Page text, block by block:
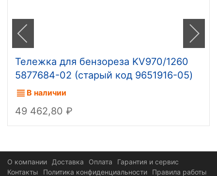
Тележка для бензореза KV970/1260
5877684-02 (старый код 9651916-05)
В наличии
49 462,80
О компании Доставка Оплата
Гарантия и сервис
Контакты
Политика конфиденциальности Правила работы